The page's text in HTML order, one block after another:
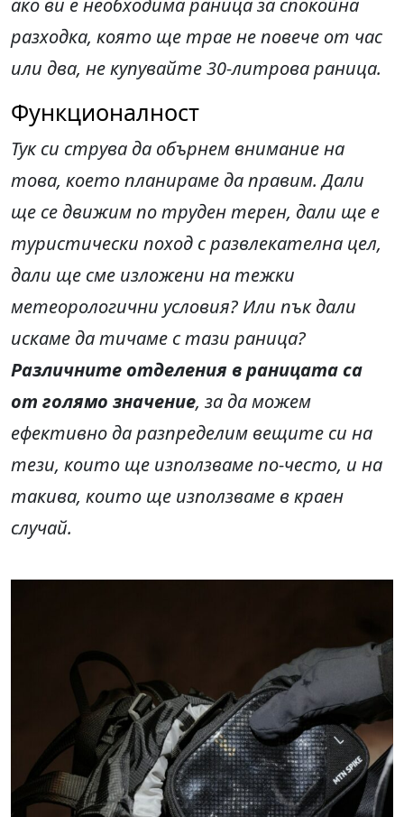
ако ви е необходима раница за спокойна
разходка, която ще трае не повече от час
или два, не купувайте 30-литрова раница.
Функционалност
Тук си струва да обърнем внимание на
това, което планираме да правим. Дали
ще се движим по труден терен, дали ще е
туристически поход с развлекателна цел,
дали ще сме изложени на тежки
метеорологични условия? Или пък дали
искаме да тичаме с тази раница?
Различните отделения в раницата са
от голямо значение, за да можем
ефективно да разпределим вещите си на
тези, които ще използваме по-често, и на
такива, които ще използваме в краен
случай.